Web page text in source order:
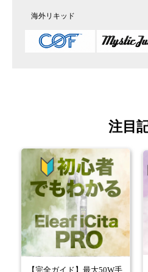
海外リキッド
注目
【完全ガイド】最大50W手